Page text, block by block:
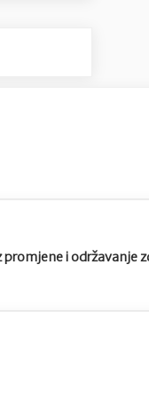
i održavanje